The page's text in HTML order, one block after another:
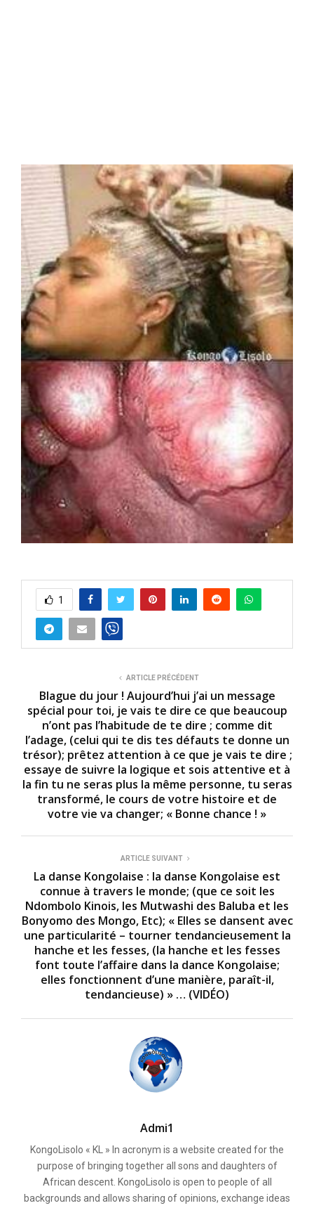
1
ARTICLE PRÉCÉDENT
Blague du jour ! Aujourd’hui j’ai un message
spécial pour toi, je vais te dire ce que beaucoup
n’ont pas l’habitude de te dire ; comme dit
l’adage, (celui qui te dis tes défauts te donne un
trésor); prêtez attention à ce que je vais te dire ;
essaye de suivre la logique et sois attentive et à
la fin tu ne seras plus la même personne, tu seras
transformé, le cours de votre histoire et de
votre vie va changer; « Bonne chance ! »
ARTICLE SUIVANT
La danse Kongolaise : la danse Kongolaise est
connue à travers le monde; (que ce soit les
Ndombolo Kinois, les Mutwashi des Baluba et les
Bonyomo des Mongo, Etc); « Elles se dansent avec
une particularité – tourner tendancieusement la
hanche et les fesses, (la hanche et les fesses
font toute l’affaire dans la dance Kongolaise;
elles fonctionnent d’une manière, paraît-il,
tendancieuse) » … (VIDÉO)
Admi1
KongoLisolo « KL » In acronym is a website created for the
purpose of bringing together all sons and daughters of
African descent. KongoLisolo is open to people of all
backgrounds and allows sharing of opinions, exchange ideas